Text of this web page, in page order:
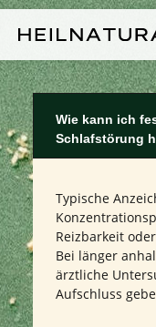
Wie kann ich
Schlafstörung
Typische
Reizbarkeit
Bei länger
ärztliche
Aufschluss